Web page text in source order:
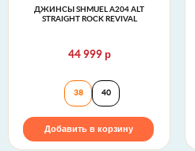
ДЖИНСЫ SHMUEL A204 ALT
STRAIGHT ROCK REVIVAL
44 999 р
Джинсы SHMUEL
38 40
Добавить в корзину